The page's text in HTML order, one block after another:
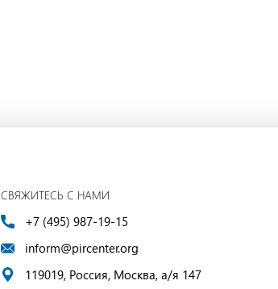
СВЯЖИТЕСЬ С НАМИ
+7 (495) 987-19-15
inform@pircenter.org
119019, Россия, Москва, а/я 147